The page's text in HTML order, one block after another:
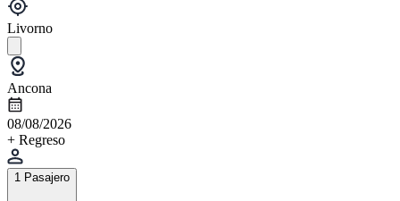
Livorno
Ancona
08/08/2026
+ Regreso
1 Pasajero